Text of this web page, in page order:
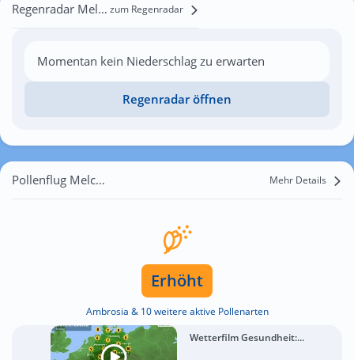
Regenradar Melchingen zum Regenradar
Momentan kein Niederschlag zu erwarten
Regenradar öffnen
Pollenflug Melchingen Mehr Details
Erhöht
Ambrosia & 10 weitere aktive Pollenarten
Wetterfilm Gesundheit:...